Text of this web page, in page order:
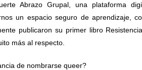
Abrazo Grupal, una plataforma
un espacio seguro de aprendizaje,
publicaron su primer libro
más al respecto.
de nombrarse queer?